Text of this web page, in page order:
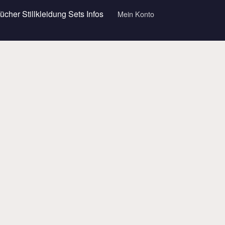
Stillkleidung Sets Infos Mein Konto